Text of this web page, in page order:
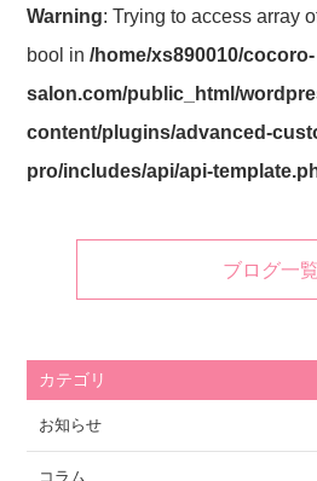
Warning: Trying to access array
bool in/home/xs890010/cocoro-
salon.com/public_html/
content/plugins/advanced-
pro/includes/api/api-
ブログ一覧
カテゴリ
お知らせ
コラム